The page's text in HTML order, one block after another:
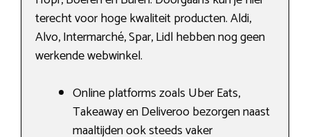
terecht voor hoge kwaliteit producten. Aldi,
Alvo, Intermarché, Spar, Lidl hebben nog geen
werkende webwinkel.
Online platforms zoals Uber Eats,
Takeaway en Deliveroo bezorgen naast
maaltijden ook steeds vaker